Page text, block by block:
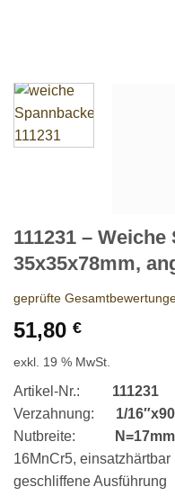
111231 –
35x35x78mm,
geprüfte
51,80 €
exkl. 19 % MwSt.
Artikel-Nr.: 111231
Verzahnung: 1/
Nutbreite:
N=17mm
16MnCr5, einsatzhärtbar
geschliffene Ausführung